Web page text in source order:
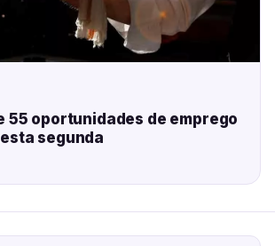
55 oportunidades de emprego
segunda